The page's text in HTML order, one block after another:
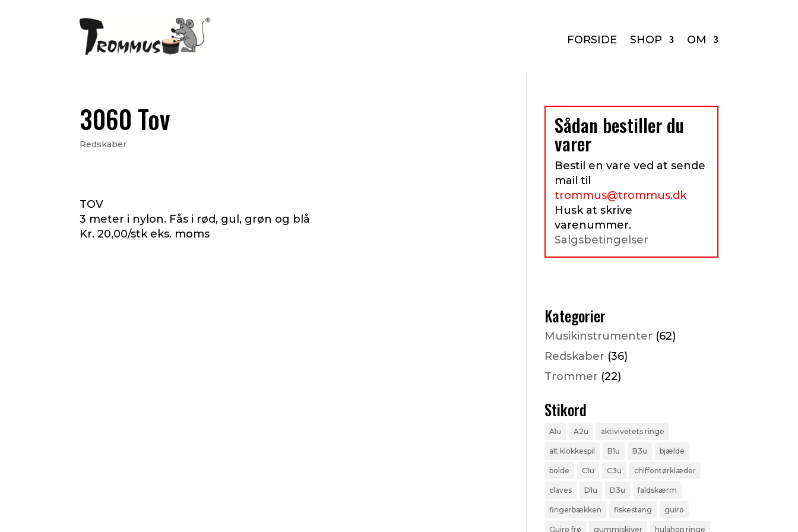
FORSIDE SHOP OM
3060 Tov
Redskaber
TOV
3 meter i nylon. Fås i rød, gul, grøn og blå
Kr. 20,00/stk eks. moms
Sådan bestiller du
varer
Bestil en vare ved at sende
mail til
trommus@trommus.dk
Husk at skrive
varenummer.
Salgsbetingelser
Kategorier
Musikinstrumenter (62)
Redskaber (36)
Trommer (22)
Stikord
A1u A2u aktivivetets ringe
alt klokkespil B1u B3u bjælde
bolde C1u C3u chiffontørklæder
claves D1u D3u faldskærm
fingerbækken fiskestang guiro
Guiro frø gummiskiver hulahop ringe